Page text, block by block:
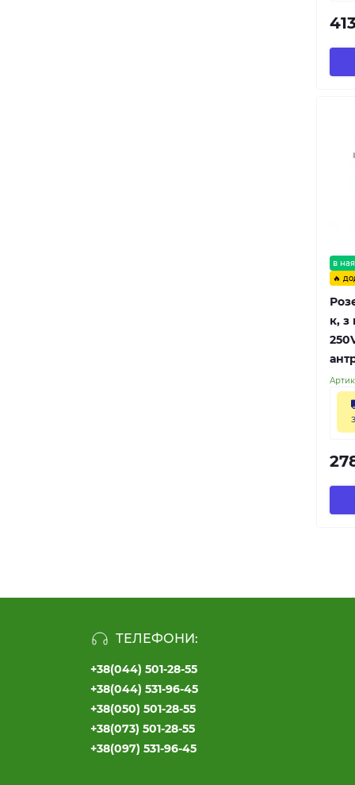
в
🔥
к, з
ТЕЛЕФОНИ:
+38(044) 501-28-55
+38(044) 531-96-45
+38(050) 501-28-55
+38(073) 501-28-55
+38(097) 531-96-45